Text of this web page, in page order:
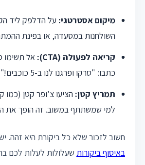
מיקום אסטרטגי: על הדלפק ליד
השולחנות במסעדה, או בפינת
קריאה לפעולה (CTA):
אל תשימו
כתבו: "סרקו ופרגנו לנו ב-5 כוכבים!".
תמריץ קטן: הציעו צ'ופר קטן (כמו
למי שמשתתף במשוב. זה הופך את
חשוב לזכור שלא כל ביקורת היא זהה.
באיסוף ביקורות שעלולות לעלות לכם